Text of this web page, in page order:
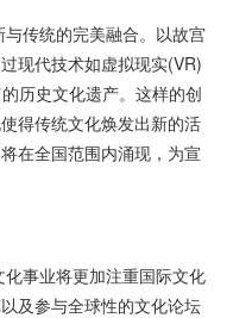
传统的完美融合。以故宫
现代技术如虚拟现实(VR)
历史文化遗产。这样的创
得传统文化焕发出新的活
在全国范围内涌现，为宣
事业将更加注重国际文化
及参与全球性的文化论坛